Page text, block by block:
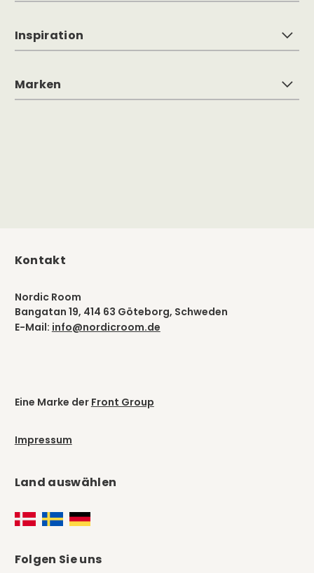
Inspiration
Marken
Kontakt
Nordic Room
Bangatan 19, 414 63 Göteborg, Schweden
E-Mail: info@nordicroom.de
Eine Marke der Front Group
Impressum
Land auswählen
Folgen Sie uns